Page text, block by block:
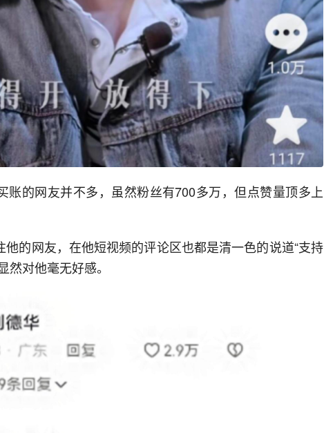
账的网友并不多，虽然粉丝有700多万，但点赞量顶多上
的网友，在他短视频的评论区也都是清一色的说道“支持
然对他毫无好感。